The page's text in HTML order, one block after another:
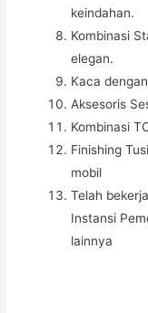
keindahan.
Kombinasi
elegan.
Kaca
Aksesoris
Kombinasi
Finishing
mobil
Telah
Instansi
lainnya